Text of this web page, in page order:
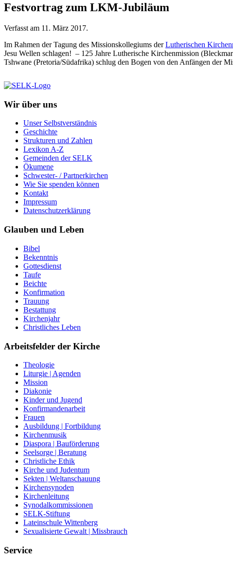
Festvortrag zum LKM-Jubiläum
Verfasst am 11. März 2017.
Im Rahmen der Tagung des Missionskollegiums derLutherischen
Jesu Wellen schlagen! – 125 Jahre Lutherische Kirchenmission
Tshwane (Pretoria/Südafrika) schlug den Bogen von den Anfängen der
Wir über uns
Unser Selbstverständnis
Geschichte
Strukturen und Zahlen
Lexikon A-Z
Gemeinden der SELK
Ökumene
Schwester- / Partnerkirchen
Wie Sie spenden können
Kontakt
Impressum
Datenschutzerklärung
Glauben und Leben
Bibel
Bekenntnis
Gottesdienst
Taufe
Beichte
Konfirmation
Trauung
Bestattung
Kirchenjahr
Christliches Leben
Arbeitsfelder der Kirche
Theologie
Liturgie | Agenden
Mission
Diakonie
Kinder und Jugend
Konfirmandenarbeit
Frauen
Ausbildung | Fortbildung
Kirchenmusik
Diaspora | Bauförderung
Seelsorge | Beratung
Christliche Ethik
Kirche und Judentum
Sekten | Weltanschauung
Kirchensynoden
Kirchenleitung
Synodalkommissionen
SELK-Stiftung
Lateinschule Wittenberg
Sexualisierte Gewalt | Missbrauch
Service